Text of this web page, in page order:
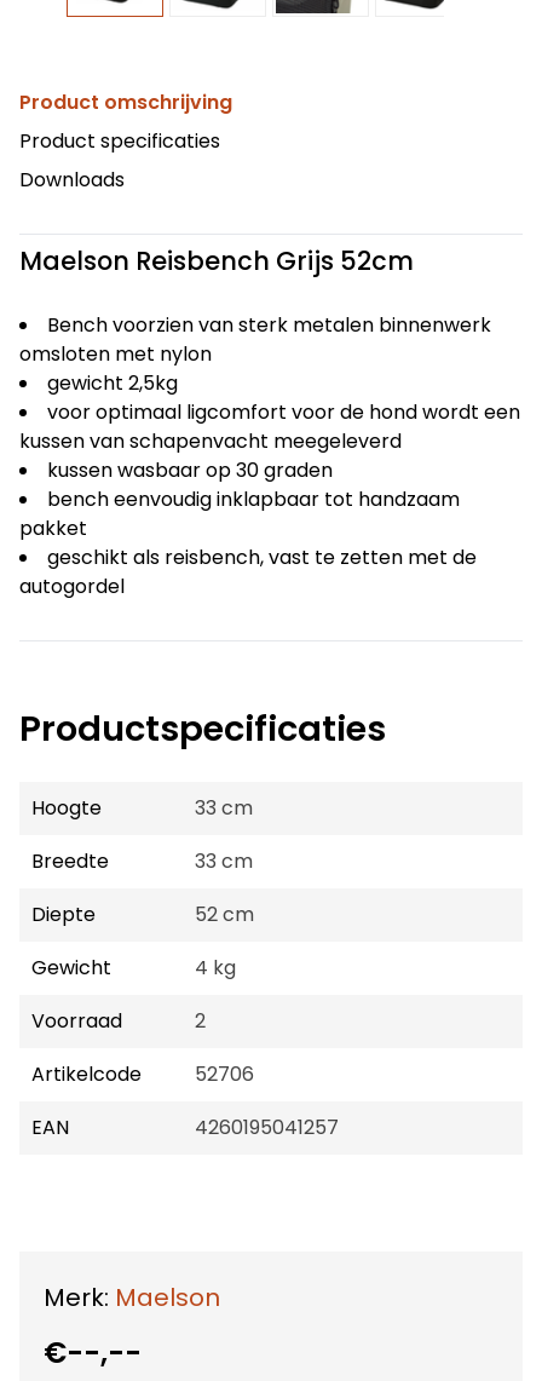
Product omschrijving
Product specificaties
Downloads
Maelson Reisbench Grijs 52cm
Bench voorzien van sterk metalen binnenwerk
omsloten met nylon
gewicht 2,5kg
voor optimaal ligcomfort voor de hond wordt een
kussen van schapenvacht meegeleverd
kussen wasbaar op 30 graden
bench eenvoudig inklapbaar tot handzaam
pakket
geschikt als reisbench, vast te zetten met de
autogordel
Productspecificaties
Hoogte
33 cm
Breedte
33 cm
Diepte
52 cm
Gewicht
4 kg
Voorraad
2
Artikelcode
52706
EAN
4260195041257
Merk: Maelson
€--,--